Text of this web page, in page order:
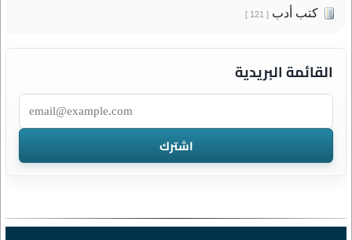
كتب أدب[ 121 ]
القائمة البريدية